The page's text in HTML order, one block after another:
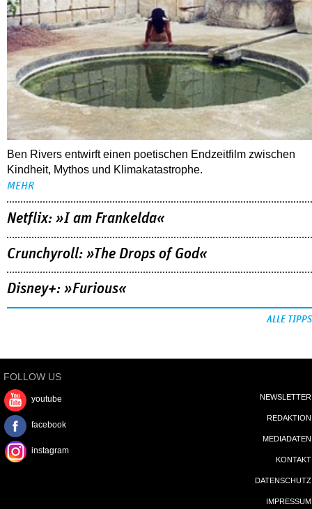
Ben Rivers entwirft einen poetischen Endzeitfilm zwischen
Kindheit, Mythos und Klimakatastrophe.
MEHR
Netflix: »I am Frankelda«
Crunchyroll: »The Drops of God«
Disney+: »Furious«
ALLE TIPPS
FOLLOW US
youtube
facebook
instagram
NEWSLETTER
REDAKTION
MEDIADATEN
KONTAKT
DATENSCHUTZ
IMPRESSUM